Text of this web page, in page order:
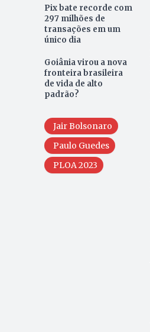
Pix bate recorde com
297 milhões de
transações em um
único dia
Goiânia virou a nova
fronteira brasileira
de vida de alto
padrão?
Jair Bolsonaro
Paulo Guedes
PLOA 2023